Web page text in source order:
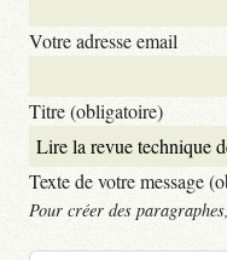
Votre adresse email
Titre (obligatoire)
Texte de votre message
Pour créer des